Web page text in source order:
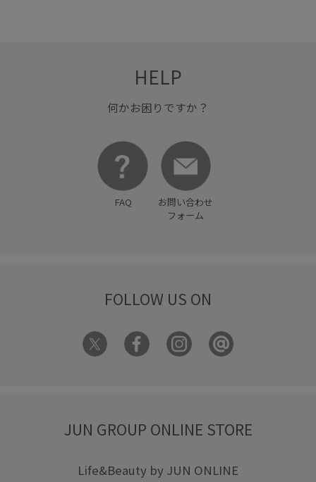
HELP
何かお困りですか？
FAQ
お問い合わせ
フォーム
FOLLOW US ON
JUN GROUP ONLINE STORE
Life&Beauty by JUN ONLINE